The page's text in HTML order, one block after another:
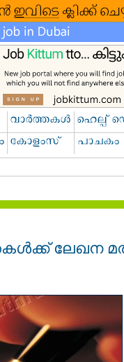
ലേ​ഖ​ന